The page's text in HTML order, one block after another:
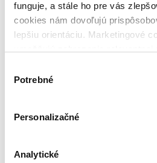
funguje, a stále ho pre vás
cookies nám dovoľujú
lepšiu orientáciu. Marketingové
keby sme mohli používať všetky
súhlasu
Potrebné
Personalizačné
Analytické